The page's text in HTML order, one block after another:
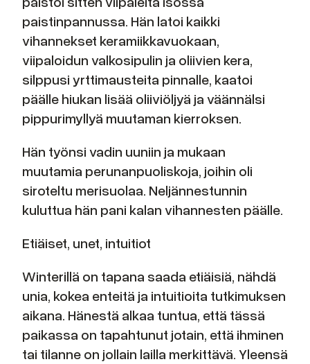
paistinpannussa. Hän latoi kaikki
vihannekset keramiikkavuokaan,
viipaloidun valkosipulin ja oliivien kera,
silppusi yrttimausteita pinnalle, kaatoi
päälle hiukan lisää oliiviöljyä ja väännälsi
pippurimyllyä muutaman kierroksen.
Hän työnsi vadin uuniin ja mukaan
muutamia perunanpuoliskoja, joihin oli
siroteltu merisuolaa. Neljännestunnin
kuluttua hän pani kalan vihannesten päälle.
Etiäiset, unet, intuitiot
Winterillä on tapana saada etiäisiä, nähdä
unia, kokea enteitä ja intuitioita tutkimuksen
aikana. Hänestä alkaa tuntua, että tässä
paikassa on tapahtunut jotain, että ihminen
tai tilanne on jollain lailla merkittävä. Yleensä